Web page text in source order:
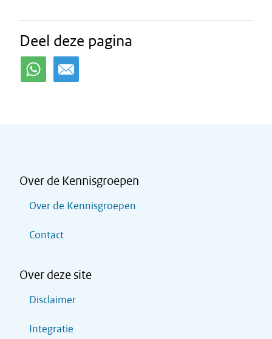
Deel deze pagina
Over de Kennisgroepen
Over de Kennisgroepen
Contact
Over deze site
Disclaimer
Integratie